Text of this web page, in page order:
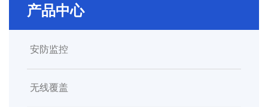
产品中心
安防监控
无线覆盖